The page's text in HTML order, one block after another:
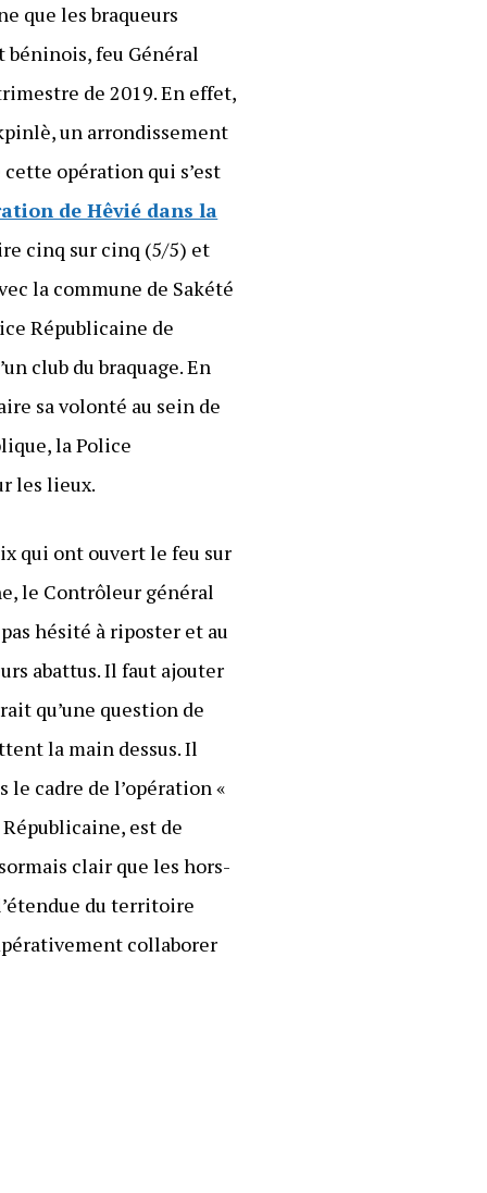
que les braqueurs
béninois, feu Général
de 2019. En effet,
un arrondissement
opération qui s’est
de Hêvié dans la
cinq sur cinq (5/5) et
la commune de Sakété
Républicaine de
club du braquage. En
sa volonté au sein de
la Police
les lieux.
qui ont ouvert le feu sur
le Contrôleur général
hésité à riposter et au
abattus. Il faut ajouter
qu’une question de
la main dessus. Il
cadre de l’opération «
est de
clair que les hors-
du territoire
collaborer